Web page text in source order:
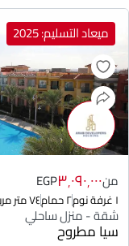
ميعاد التسليم: 2025
من٣٬٠٩٠٬٠٠٠EGP
١ غرفة نوم ٢ حمام ٧٤ متر مربع
شقة - منزل ساحلي
سيا مطروح